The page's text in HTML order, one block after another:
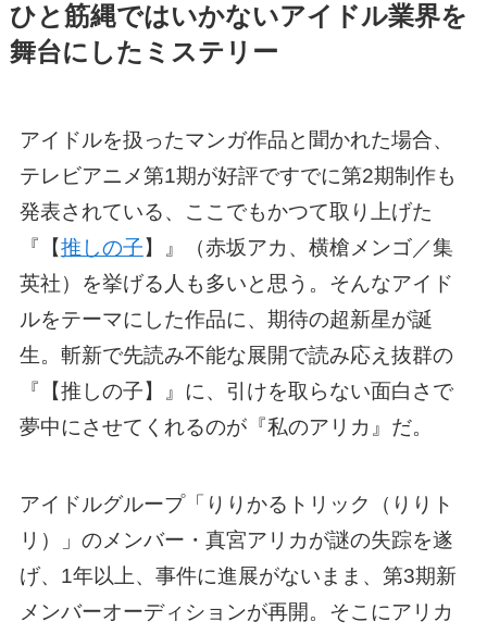
ひと筋縄ではいかないアイドル業界を
舞台にしたミステリー
アイドルを扱ったマンガ作品と聞かれた場合、
テレビアニメ第1期が好評ですでに第2期制作も
発表されている、ここでもかつて取り上げた
『【推しの子】』（赤坂アカ、横槍メンゴ／集
英社）を挙げる人も多いと思う。そんなアイド
ルをテーマにした作品に、期待の超新星が誕
生。斬新で先読み不能な展開で読み応え抜群の
『【推しの子】』に、引けを取らない面白さで
夢中にさせてくれるのが『私のアリカ』だ。
アイドルグループ「りりかるトリック（りりト
リ）」のメンバー・真宮アリカが謎の失踪を遂
げ、1年以上、事件に進展がないまま、第3期新
メンバーオーディションが再開。そこにアリカ